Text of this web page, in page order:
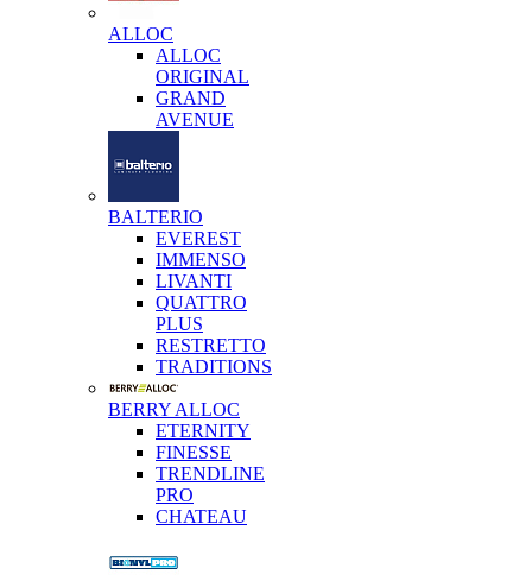
ALLOC
ALLOC
ORIGINAL
GRAND
AVENUE
BALTERIO
EVEREST
IMMENSO
LIVANTI
QUATTRO
PLUS
RESTRETTO
TRADITIONS
BERRY ALLOC
ETERNITY
FINESSE
TRENDLINE
PRO
CHATEAU